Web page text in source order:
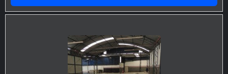
desempenado, etc.) e corte das juntas. Todo processo de
administra as etapas de execução do piso de acordo
com projeto fornecido pelo cliente. A pavimentação de
Concreto pode ser armada em aço ou com telas de fiber